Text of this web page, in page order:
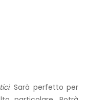
. Sarà perfetto per